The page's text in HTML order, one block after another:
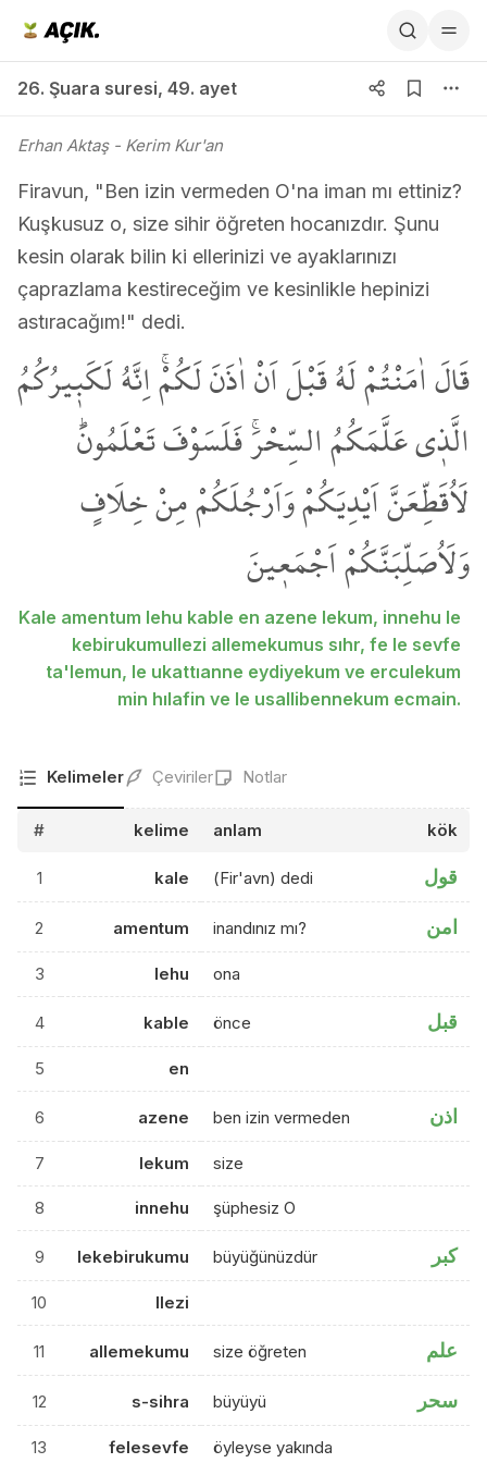
26. Şuara suresi, 49. ayet
Erhan Aktaş- Kerim Kur'an
Firavun, "Ben izin vermeden O'na iman mı ettiniz?
Kuşkusuz o, size sihir öğreten hocanızdır. Şunu
kesin olarak bilin ki ellerinizi ve ayaklarınızı
çaprazlama kestireceğim ve kesinlikle hepinizi
astıracağım!" dedi.
قَالَ اٰمَنْتُمْ لَهُ قَبْلَ اَنْ اٰذَنَ لَكُمْۚ اِنَّهُ لَكَب۪يرُكُمُ
الَّذ۪ي عَلَّمَكُمُ السِّحْرَۚ فَلَسَوْفَ تَعْلَمُونَۜ
لَاُقَطِّعَنَّ اَيْدِيَكُمْ وَاَرْجُلَكُمْ مِنْ خِلَافٍ
وَلَاُصَلِّبَنَّكُمْ اَجْمَع۪ينَ
Kale amentum lehu kable en azene lekum, innehu le
kebirukumullezi allemekumus sıhr, fe le sevfe
ta'lemun, le ukattıanne eydiyekum ve erculekum
min hılafin ve le usallibennekum ecmain.
Kelimeler Çeviriler Notlar
# kelime anlam kök
1 kale (Fir'avn) dedi قول
2 amentum inandınız mı? امن
3 lehu ona
4 kable önce قبل
5 en
6 azene ben izin vermeden اذن
7 lekum size
8 innehu şüphesiz O
9 lekebirukumu büyüğünüzdür كبر
10 llezi
11 allemekumu size öğreten علم
12 s-sihra büyüyü سحر
13 felesevfe öyleyse yakında